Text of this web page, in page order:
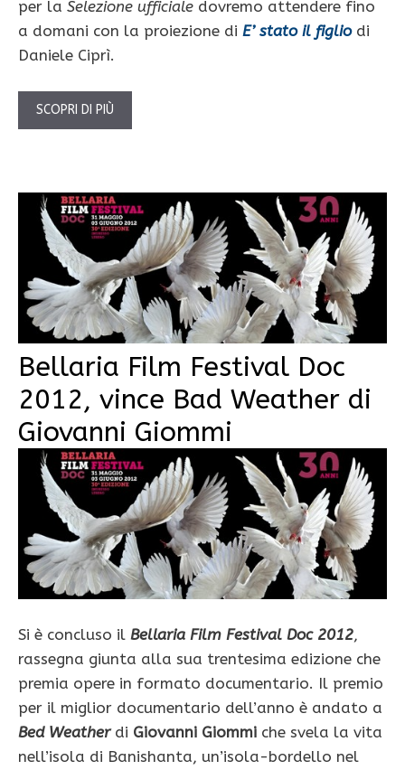
per la Selezione ufficiale dovremo attendere fino
a domani con la proiezione di E’ stato il figliodi
Daniele Ciprì.
SCOPRI DI PIÙ
Bellaria Film Festival Doc
2012, vince Bad Weather di
Giovanni Giommi
Si è concluso il Bellaria Film Festival Doc 2012,
rassegna giunta alla sua trentesima edizione che
premia opere in formato documentario. Il premio
per il miglior documentario dell’anno è andato a
Bed Weatherdi Giovanni Giommi che svela la vita
nell’isola di Banishanta, un’isola-bordello nel